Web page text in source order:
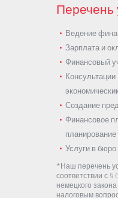
Перечень
Ведение
Зарплата и
Финансовый
Консультации
Создание
Финансовое
Услуги в бюро
*Наш перечень
соответствии с §
немецкого
налоговым